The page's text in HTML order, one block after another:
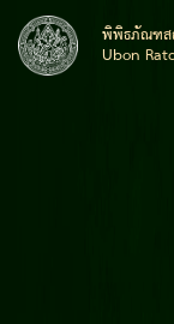
พิพิธภัณฑส
Ubon